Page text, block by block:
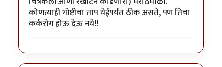
कोणत्याही गोष्टीचा ताप येईपर्यंत ठीक असते, पण तिचा
कर्करोग होऊ देऊ नये!!